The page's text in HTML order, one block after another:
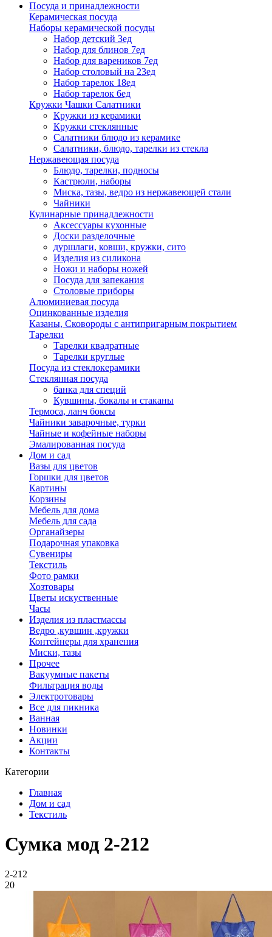
Посуда и принадлежности
Керамическая посуда
Наборы керамической посуды
Набор детский 3ед
Набор для блинов 7ед
Набор для вареников 7ед
Набор столовый на 23ед
Набор тарелок 18ед
Набор тарелок 6ед
Кружки Чашки Салатники
Кружки из керамики
Кружки стеклянные
Салатники блюдо из керамике
Салатники, блюдо, тарелки из стекла
Нержавеющая посуда
Блюдо, тарелки, подносы
Кастрюли, наборы
Миска, тазы, ведро из нержавеющей стали
Чайники
Кулинарные принадлежности
Аксессуары кухонные
Доски разделочные
дуршлаги, ковши, кружки, сито
Изделия из силикона
Ножи и наборы ножей
Посуда для запекания
Столовые приборы
Алюминиевая посуда
Оцинкованные изделия
Казаны, Сковороды с антипригарным покрытием
Тарелки
Тарелки квадратные
Тарелки круглые
Посуда из стеклокерамики
Стеклянная посуда
банка для специй
Кувшины, бокалы и стаканы
Термоса, ланч боксы
Чайники заварочные, турки
Чайные и кофейные наборы
Эмалированная посуда
Дом и сад
Вазы для цветов
Горшки для цветов
Картины
Корзины
Мебель для дома
Мебель для сада
Органайзеры
Подарочная упаковка
Сувениры
Текстиль
Фото рамки
Хозтовары
Цветы искуственные
Часы
Изделия из пластмассы
Ведро ,кувшин ,кружки
Контейнеры для хранения
Миски, тазы
Прочее
Вакуумные пакеты
Фильтрация воды
Электротовары
Все для пикника
Ванная
Новинки
Акции
Контакты
Категории
Главная
Дом и сад
Текстиль
Сумка мод 2-212
2-212
20